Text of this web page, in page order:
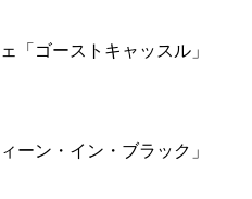
「ゴーストキャッスル」
ーン・イン・ブラック」